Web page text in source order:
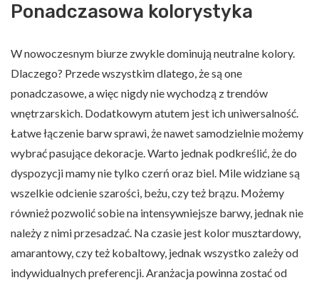
Ponadczasowa kolorystyka
W nowoczesnym biurze zwykle dominują neutralne kolory.
Dlaczego? Przede wszystkim dlatego, że są one
ponadczasowe, a więc nigdy nie wychodzą z trendów
wnętrzarskich. Dodatkowym atutem jest ich uniwersalność.
Łatwe łączenie barw sprawi, że nawet samodzielnie możemy
wybrać pasujące dekoracje. Warto jednak podkreślić, że do
dyspozycji mamy nie tylko czerń oraz biel. Mile widziane są
wszelkie odcienie szarości, beżu, czy też brązu. Możemy
również pozwolić sobie na intensywniejsze barwy, jednak nie
należy z nimi przesadzać. Na czasie jest kolor musztardowy,
amarantowy, czy też kobaltowy, jednak wszystko zależy od
indywidualnych preferencji. Aranżacja powinna zostać od